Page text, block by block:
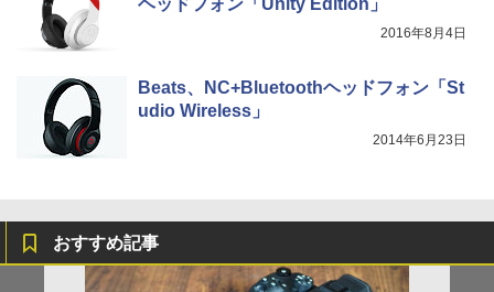
ヘッドフォン「Unity Edition」
2016年8月4日
Beats、NC+Bluetoothヘッドフォン「St
udio Wireless」
2014年6月23日
おすすめ記事